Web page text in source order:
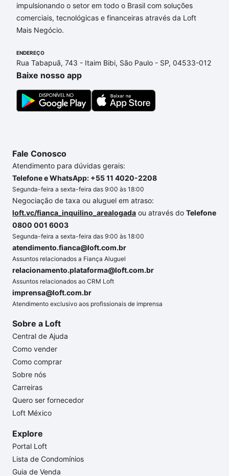
Apartamentos com 2 banheiros à venda em Vila
Netinho, Sorocaba, SP que custam a partir de R$ 0
e com nossas opções de financiamento imobiliário
Se ainda tem alguma dúvida dos custos envolvidos
no processo de compra, veja em nosso portal
quanto custa comprar um apartamento
a gente para comprar o imóvel dos seus sonhos
com segurança e conforto. Loft, com você até as
impulsionando o setor em todo o Brasil com soluções
comerciais, tecnológicas e financeiras através da Loft
Mais Negócio.
ENDEREÇO
Rua Tabapuã, 743 - Itaim Bibi, São Paulo - SP, 04533-012
Baixe nosso app
Fale Conosco
Atendimento para dúvidas gerais:
Telefone e WhatsApp: +55 11 4020-2208
Segunda-feira a sexta-feira das 9:00 às 18:00
Negociação de taxa ou aluguel em atraso:
loft.vc/fianca_inquilino_arealogada ou através do Telefone
0800 001 6003
Segunda-feira a sexta-feira das 9:00 às 18:00
atendimento.fianca@loft.com.br
Assuntos relacionados a Fiança Aluguel
relacionamento.plataforma@loft.com.br
Assuntos relacionados ao CRM Loft
imprensa@loft.com.br
Atendimento exclusivo aos profissionais de imprensa
Sobre a Loft
Central de Ajuda
Como vender
Como comprar
Sobre nós
Carreiras
Quero ser fornecedor
Loft México
Explore
Portal Loft
Lista de Condomínios
Guia de Venda